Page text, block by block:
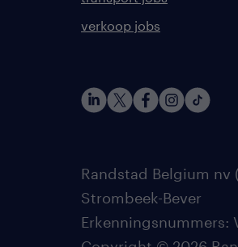
verkoop jobs
Randstad Belgium nv
Strombeek-Bever
Erkenningsnummers: